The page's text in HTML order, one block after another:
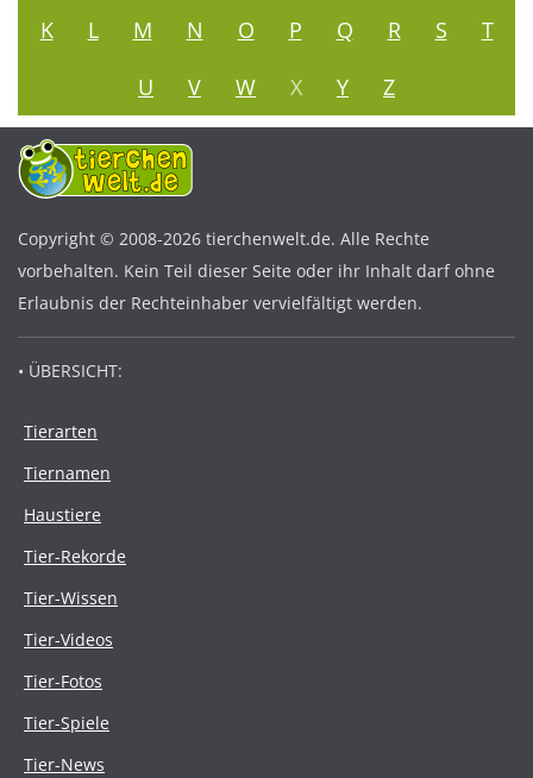
K
L M N O P Q R S
T
U
V W X Y Z
Copyright © 2008-2026 tierchenwelt.de. Alle Rechte
vorbehalten. Kein Teil dieser Seite oder ihr Inhalt darf ohne
Erlaubnis der Rechteinhaber vervielfältigt werden.
• ÜBERSICHT:
Tierarten
Tiernamen
Haustiere
Tier-Rekorde
Tier-Wissen
Tier-Videos
Tier-Fotos
Tier-Spiele
Tier-News